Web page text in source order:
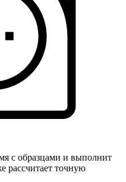
с образцами и выполнит
рассчитает точную